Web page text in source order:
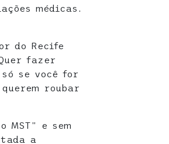
médicas.
do Recife
fazer
se você for
roubar
e sem
a